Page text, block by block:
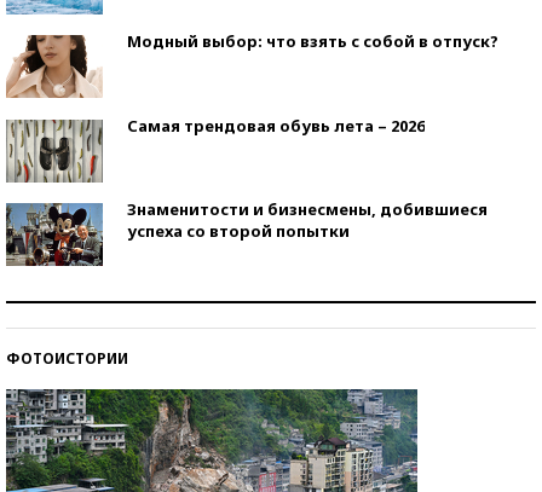
Модный выбор: что взять с собой в отпуск?
Самая трендовая обувь лета – 2026
Знаменитости и бизнесмены, добившиеся
успеха со второй попытки
ФОТОИСТОРИИ